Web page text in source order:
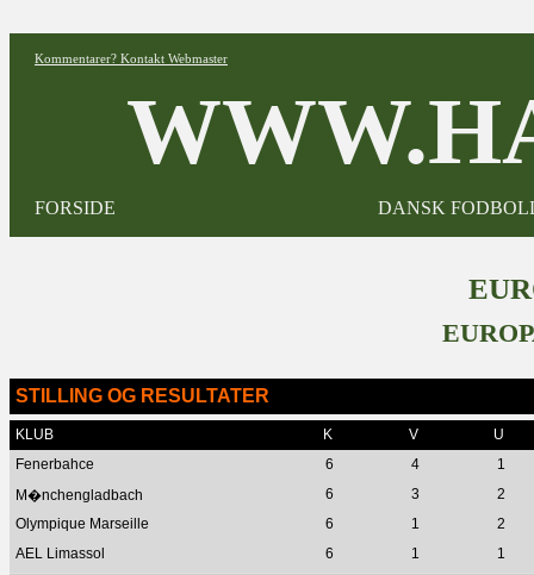
Kommentarer? Kontakt Webmaster
FORSIDE DANSK
STILLING OG RESULTATER
KLUB K V
U
Fenerbahce
6 4
1
M�nchengladbach
6 3
2
Olympique Marseille
6 1
2
AEL Limassol
6 1 1